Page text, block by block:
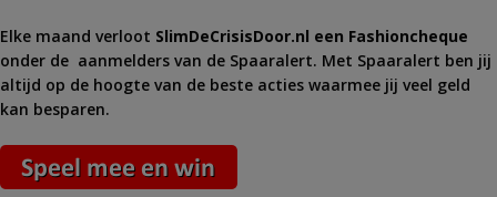
Elke maand verloot SlimDeCrisisDoor.nl een Fashioncheque
onder de aanmelders van de Spaaralert. Met Spaaralert ben jij
altijd op de hoogte van de beste acties waarmee jij veel geld
kan besparen.